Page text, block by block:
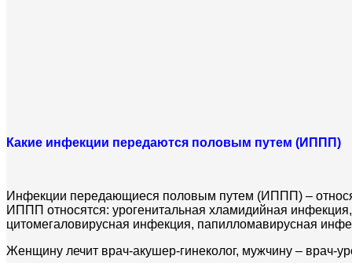
Какие инфекции передаются половым путем (ИППП)
Инфекции передающиеся половым путем (ИППП) –
ИППП относятся: урогенитальная хламидийная
цитомегаловирусная инфекция, папилломавирусная
Женщину лечит врач-акушер-гинеколог, мужчину – врач-